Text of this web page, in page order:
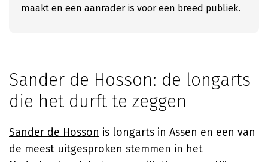
maakt en een aanrader is voor een breed publiek.
Sander de Hosson: de longarts
die het durft te zeggen
Sander de Hosson is longarts in Assen en een van
de meest uitgesproken stemmen in het